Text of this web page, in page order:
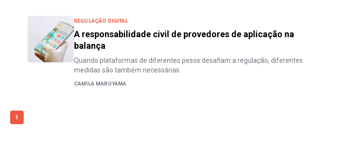
REGULAÇÃO DIGITAL
A responsabilidade civil de provedores de aplicação na
balança
Quando plataformas de diferentes pesos desafiam a regulação, diferentes
medidas são também necessárias
CAMILA MARUYAMA
1